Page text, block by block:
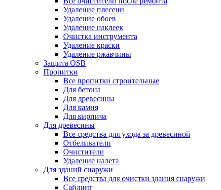
Удаление плесени
Удаление обоев
Удаление наклеек
Очистка инструмента
Удаление краски
Удаление ржавчины
Защита OSB
Пропитки
Все пропитки строительные
Для бетона
Для древесины
Для камня
Для кирпича
Для древесины
Все средства для ухода за древесиной
Отбеливатели
Очистители
Удаление налета
Для зданий снаружи
Все средства для очистки здания снаружи
Сайдинг